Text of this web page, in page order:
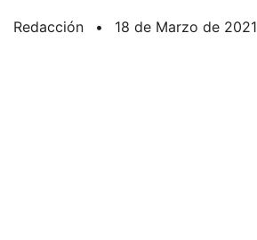
Redacción • 18 de Marzo de 2021